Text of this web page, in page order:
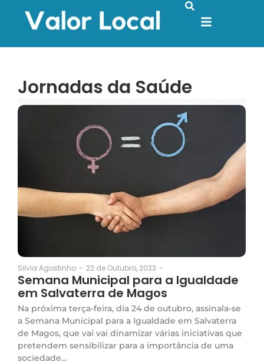
Jornadas da Saúde
Silvia Agostinho - 22 de Outubro, 2023 -
Semana Municipal para a Igualdade
em Salvaterra de Magos
Na próxima terça-feira, dia 24 de outubro, assinala-se
a Semana Municipal para a Igualdade em Salvaterra
de Magos, que vai vai dinamizar várias iniciativas que
pretendem sensibilizar para a importância de uma
sociedade...